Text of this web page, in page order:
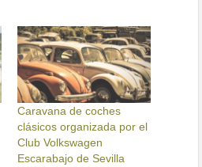
Caravana de coches
clásicos organizada por el